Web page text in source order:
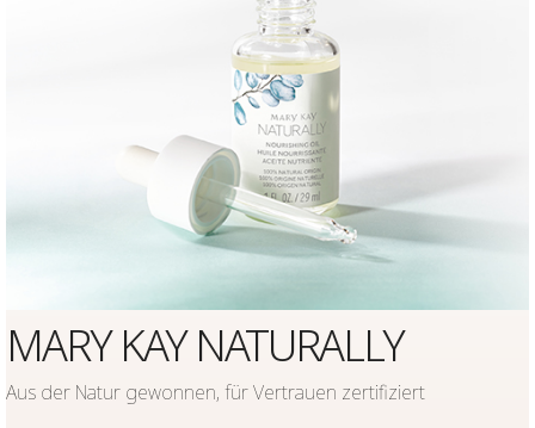
MARY KAY NATURALLY
Aus der Natur gewonnen, für Vertrauen zertifiziert